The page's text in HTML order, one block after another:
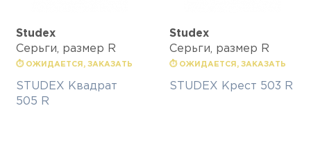
Studex
Серьги, размер R
⏱ ОЖИДАЕТСЯ, ЗАКАЗАТЬ
STUDEX Квадрат
505 R
Studex
Серьги, размер R
⏱ ОЖИДАЕТСЯ, ЗАКАЗАТЬ
STUDEX Крест 503 R